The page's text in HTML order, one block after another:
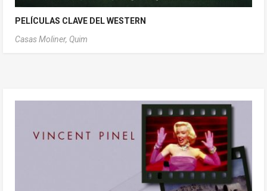
PELÍCULAS CLAVE DEL WESTERN
Casas Moliner, Quim